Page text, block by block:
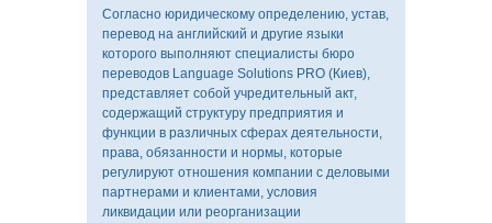
Согласно юридическому определению, устав,
перевод на английский и другие языки
которого выполняют специалисты бюро
переводов Language Solutions PRO (Киев),
представляет собой учредительный акт,
содержащий структуру предприятия и
функции в различных сферах деятельности,
права, обязанности и нормы, которые
регулируют отношения компании с деловыми
партнерами и клиентами, условия
ликвидации или реорганизации